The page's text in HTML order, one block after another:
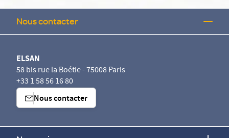
Nous contacter
ELSAN
58 bis rue la Boétie - 75008 Paris
+33 1 58 56 16 80
Nous contacter